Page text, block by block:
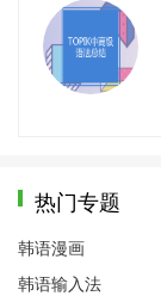
热门专题
韩语漫画
韩语输入法